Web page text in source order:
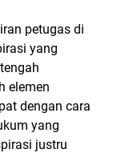
petugas di
yang
elemen
dengan cara
yang
justru